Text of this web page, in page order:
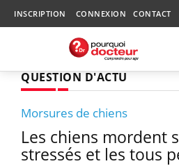
INSCRIPTION CONNEXION CONTACT
QUESTION D'ACTU
Morsures de chiens
Les chiens mordent
stressés et les tous